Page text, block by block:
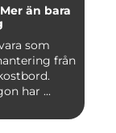
som
från
har ...